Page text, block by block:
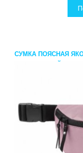
СУМКА ПОЯСНАЯ
ФИОЛЕТОВЫЙ